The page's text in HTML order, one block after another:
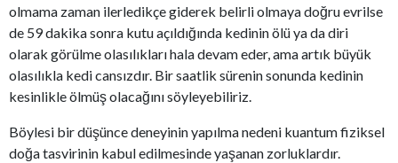
olmama zaman ilerledikçe giderek belirli olmaya doğru evrilse
de 59 dakika sonra kutu açıldığında kedinin ölü ya da diri
olarak görülme olasılıkları hala devam eder, ama artık büyük
olasılıkla kedi cansızdır. Bir saatlik sürenin sonunda kedinin
kesinlikle ölmüş olacağını söyleyebiliriz.
Böylesi bir düşünce deneyinin yapılma nedeni kuantum fiziksel
doğa tasvirinin kabul edilmesinde yaşanan zorluklardır.